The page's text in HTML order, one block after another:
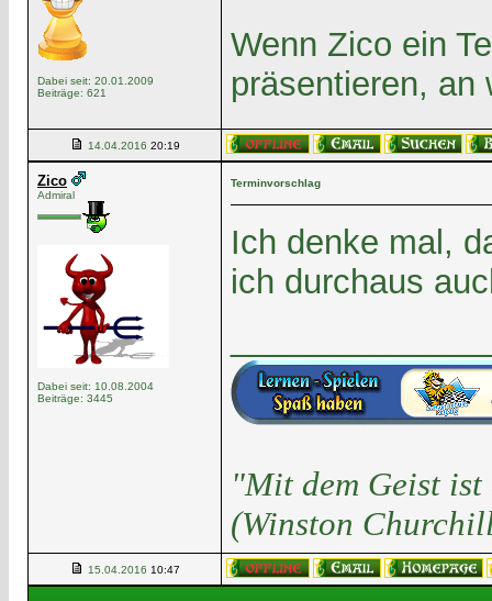
Dabei seit: 20.01.2009
Beiträge: 621
Wenn Zico ein
präsentieren, an
14.04.2016 20:19
Zico
Admiral
Dabei seit: 10.08.2004
Beiträge: 3445
Terminvorschlag
Ich denke mal,
ich durchaus
"Mit dem Geist
(Winston
15.04.2016 10:47